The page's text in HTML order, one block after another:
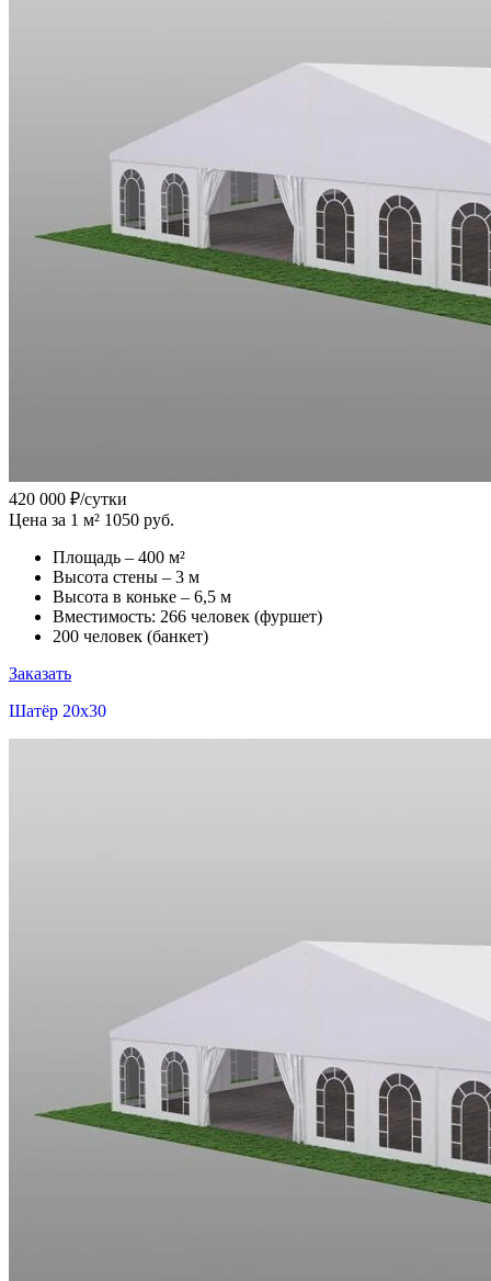
420 000 ₽/сутки
Цена за 1 м² 1050 руб.
Площадь – 400 м²
Высота стены – 3 м
Высота в коньке – 6,5 м
Вместимость: 266 человек (фуршет)
200 человек (банкет)
Заказать
Шатёр 20x30